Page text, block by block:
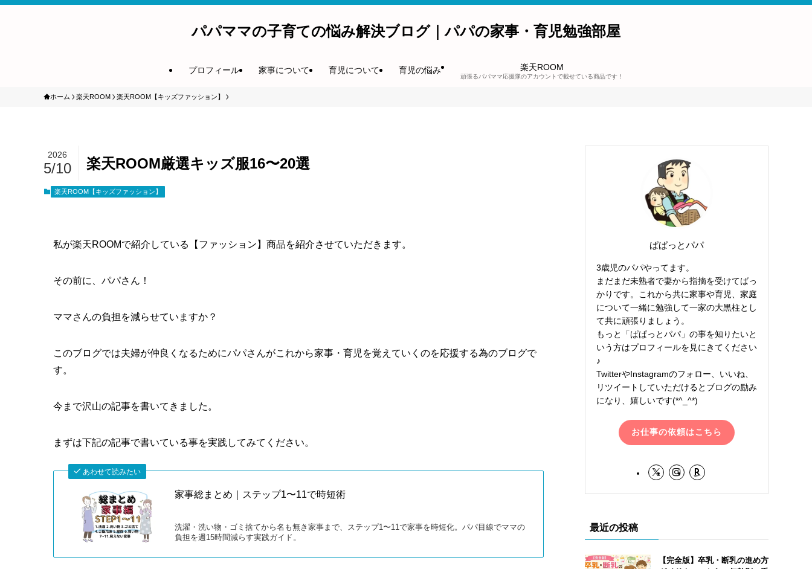
パパママの子育ての悩み解決ブログ｜パパの家事・育児勉強部屋
プロフィール 家事について 育児について 育児の悩み 楽天ROOM
頑張るパパママ応援隊のアカウントで載せている商品です！
ホーム 楽天ROOM 楽天ROOM【キッズファッション】
楽天ROOM厳選キッズ服16〜20選
2026
5/10
楽天ROOM【キッズファッション】
私が楽天ROOMで紹介している【ファッション】商品を紹介させていただきます。
その前に、パパさん！
ママさんの負担を減らせていますか？
このブログでは夫婦が仲良くなるためにパパさんがこれから家事・育児を覚えていくのを応援する為のブログで
す。
今まで沢山の記事を書いてきました。
まずは下記の記事で書いている事を実践してみてください。
あわせて読みたい
家事総まとめ｜ステップ1〜11で時短術
洗濯・洗い物・ゴミ捨てから名も無き家事まで、ステップ1〜11で家事を時短化。パパ目線でママの
負担を週15時間減らす実践ガイド。
ぱぱっとパパ
3歳児のパパやってます。
まだまだ未熟者で妻から指摘を受けてばっ
かりです。これから共に家事や育児、家庭
について一緒に勉強して一家の大黒柱とし
て共に頑張りましょう。
もっと「ぱぱっとパパ」の事を知りたいと
いう方はプロフィールを見にきてください
♪
TwitterやInstagramのフォロー、いいね、
リツイートしていただけるとブログの励み
になり、嬉しいです(*^_^*)
お仕事の依頼はこちら
最近の投稿
【完全版】卒乳・断乳の進め方